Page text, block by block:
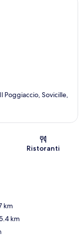
Poggiaccio, Sovicille,
Ristoranti
km
km